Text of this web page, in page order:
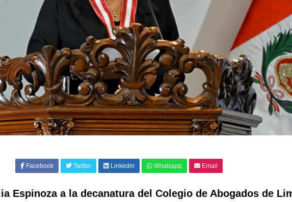
Facebook Twitter Linkedin Whatsapp Email
Espinoza a la decanatura delColegio de Abogados de